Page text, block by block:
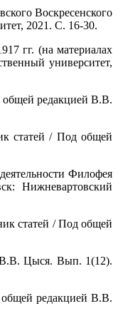
Воскресенского
2021. С. 16-30.
гг. (на материалах
университет,
общей редакцией В.В.
статей / Под общей
Филофея
Нижневартовский
статей / Под общей
В.В. Цыся. Вып. 1(12).
общей редакцией В.В.